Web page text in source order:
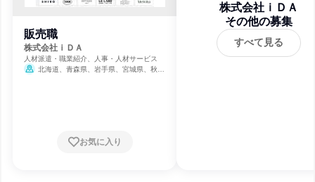
販売職
株式会社ｉＤＡ
人材派遣・職業紹介、人事・人材サービス
北海道、青森県、岩手県、宮城県、秋田
山口県、徳島県、香川県、愛媛県、高知県、
お気に入り
株式会社ｉＤＡ
その他の募集
すべて見る